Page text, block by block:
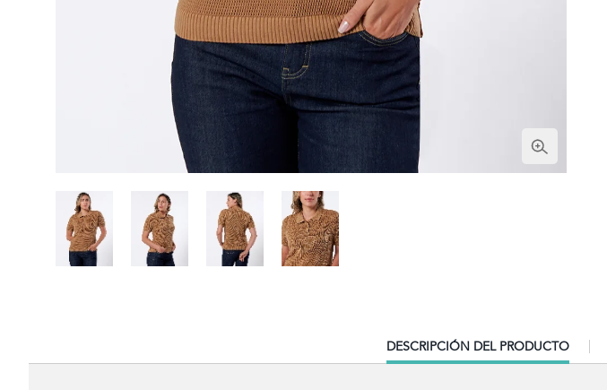
CURRENT
TAB:
DESCRIPCIÓN DEL PRODUCTO